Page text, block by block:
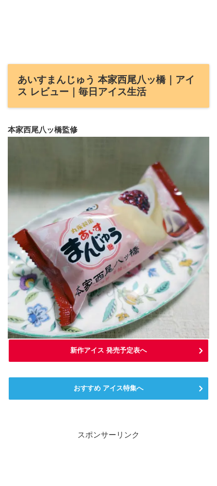
あいすまんじゅう 本家西尾八ッ橋｜アイ
ス レビュー｜毎日アイス生活
本家西尾八ッ橋監修
新作アイス 発売予定表へ
おすすめ アイス特集へ
スポンサーリンク